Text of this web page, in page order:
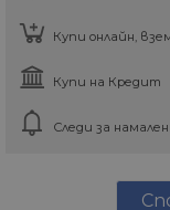
Купи онлайн,
Купи на Кредит
Следи за